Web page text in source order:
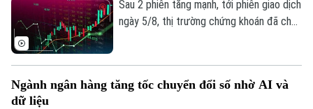
Tư vấn sức khỏe
Quần vợt
Golf
Tin tức
Sao
Điện ảnh
Đã phát sóng
đồng/lượng.
Sau 2 phiên tăng mạnh, tới phiên giao dịch
ngày 5/8, thị trường chứng khoán đã cho
giao dịch, VN-index giảm 0,77 điểm
Ngành ngân hàng tăng tốc chuyển đổi số nhờ AI và
dữ liệu